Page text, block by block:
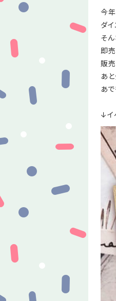
今
ダイ
そ
即
販
あ
あ
↓イ